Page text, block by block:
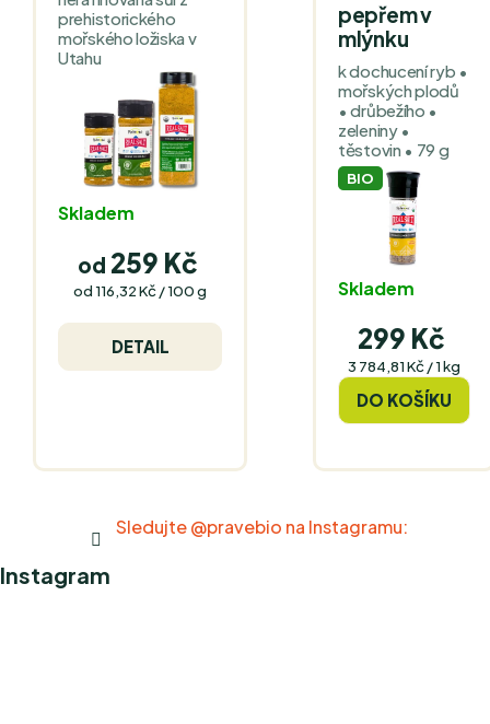
prehistorického
mořského ložiska v
Utahu
Skladem
od 259 Kč
Měrná
od 116,32 Kč / 100 g
DETAIL
pepřem v
mlýnku
k dochucení ryb •
mořských plodů
• drůbežího •
zeleniny •
těstovin • 79 g
BIO
Skladem
299 Kč
Měrná
cena:
3 784,81 Kč / 1 kg
DO KOŠÍKU
Sledujte @pravebio na Instagramu:
Instagram